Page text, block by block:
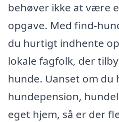
behøver ikke at være
opgave. Med find-
du hurtigt indhente
lokale fagfolk, der
hunde. Uanset om du
hundepension,
eget hjem, så er der